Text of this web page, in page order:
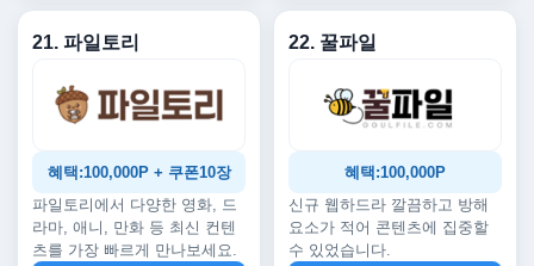
21. 파일토리
혜택:100,000P + 쿠폰10장
파일토리에서 다양한 영화, 드
라마, 애니, 만화 등 최신 컨텐
츠를 가장 빠르게 만나보세요.
22. 꿀파일
혜택:100,000P
신규 웹하드라 깔끔하고 방해
요소가 적어 콘텐츠에 집중할
수 있었습니다.